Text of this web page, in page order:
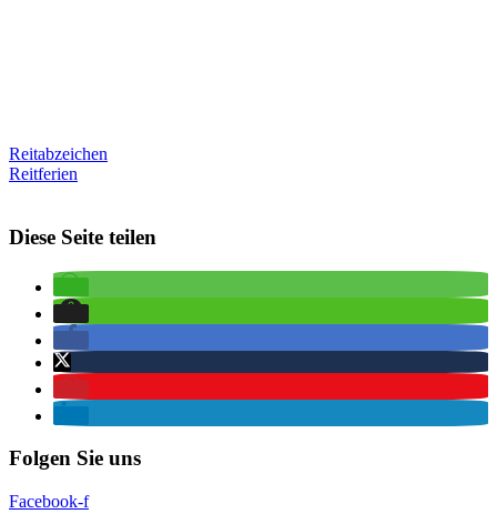
Reitabzeichen
Reitferien
Diese Seite teilen
Folgen Sie uns
Facebook-f